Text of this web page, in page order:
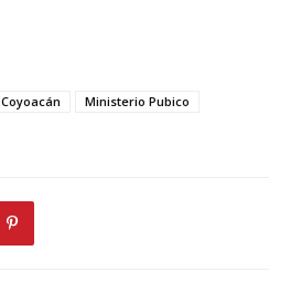
Coyoacán
Ministerio Pubico